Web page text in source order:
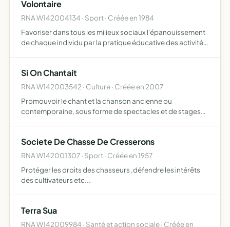
Volontaire
RNA W142004134 · Sport · Créée en 1984
Favoriser dans tous les milieux sociaux l'épanouissement
de chaque individu par la pratique éducative des activités
Si On Chantait
RNA W142003542 · Culture · Créée en 2007
Promouvoir le chant et la chanson ancienne ou
contemporaine, sous forme de spectacles et de stages
Societe De Chasse De Cresserons
RNA W142001307 · Sport · Créée en 1957
Protéger les droits des chasseurs ,défendre les intérêts
des cultivateurs etc...
Terra Sua
RNA W142009984 · Santé et action sociale · Créée en